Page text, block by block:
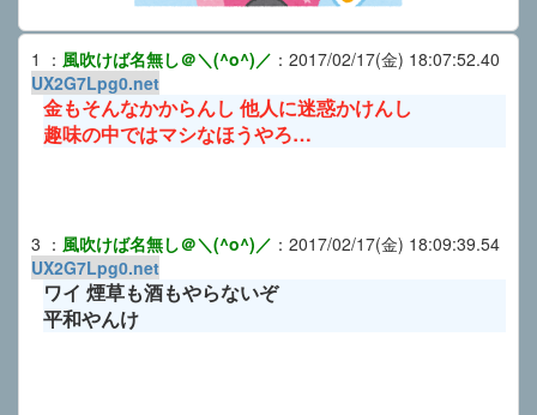
1 ： 風吹けば名無し＠＼(^o^)／ ： 2017/02/17(金) 18:07:52.40
UX2G7Lpg0.net
金もそんなかからんし 他人に迷惑かけんし
趣味の中ではマシなほうやろ…
3 ： 風吹けば名無し＠＼(^o^)／ ： 2017/02/17(金) 18:09:39.54
UX2G7Lpg0.net
ワイ 煙草も酒もやらないぞ
平和やんけ